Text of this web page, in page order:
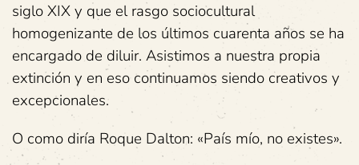
siglo XIX y que el rasgo sociocultural
homogenizante de los últimos cuarenta años se ha
encargado de diluir. Asistimos a nuestra propia
extinción y en eso continuamos siendo creativos y
excepcionales.
O como diría Roque Dalton: «País mío, no existes».